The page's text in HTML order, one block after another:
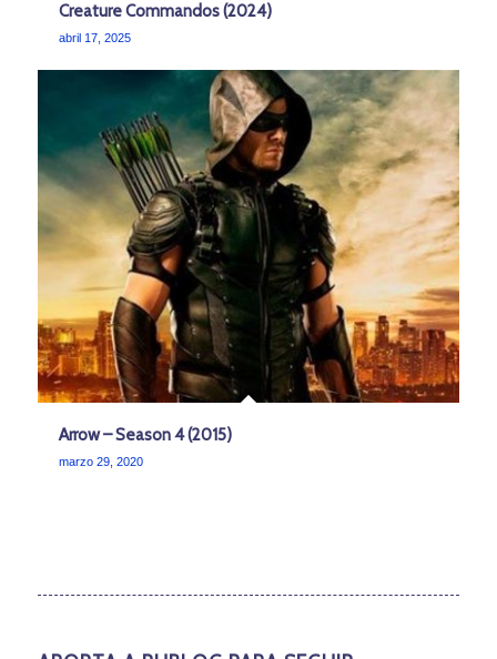
Creature Commandos (2024)
abril 17, 2025
Arrow – Season 4 (2015)
marzo 29, 2020